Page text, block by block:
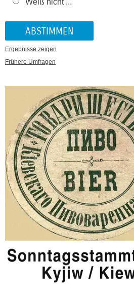
Weiß nicht ...
Ergebnisse zeigen
Frühere Umfragen